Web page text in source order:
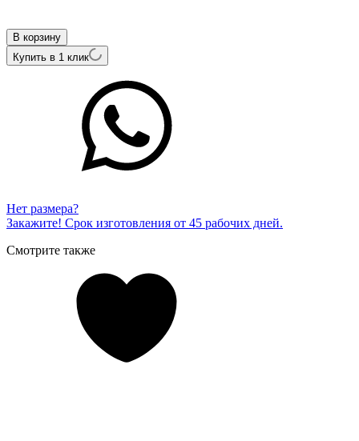
В корзину
Купить в 1 клик
Нет размера?
Закажите! Срок изготовления от 45 рабочих дней.
Смотрите также